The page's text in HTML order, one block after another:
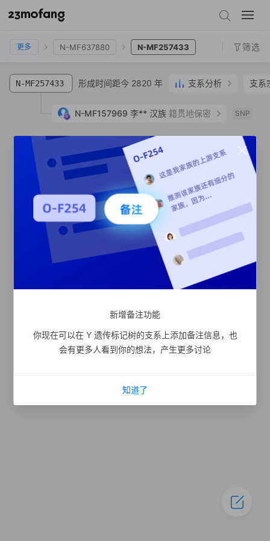
N-MF55598
更多 N-MF637880 N-MF257433 筛选
N-MF257433 形成时间距今 2820 年 支系分析 支系
N-MF157969 李** 汉族 籍贯地保密 SNP
新增备注功能
你现在可以在 Y 遗传标记树的支系上添加备注信息，也
会有更多人看到你的想法，产生更多讨论
知道了